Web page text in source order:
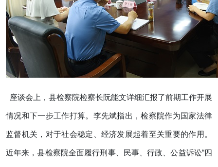
座谈会上，县检察院检察长阮能文详细汇报了前期工作开展
情况和下一步工作打算。李先斌指出，检察院作为国家法律
监督机关，对于社会稳定、经济发展起着至关重要的作用。
近年来，县检察院全面履行刑事、民事、行政、公益诉讼“四